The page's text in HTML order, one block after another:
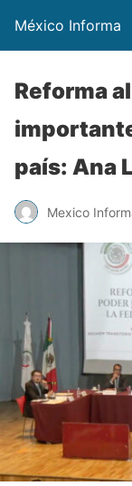
México Informa
Reforma
país: Ana
Mexico